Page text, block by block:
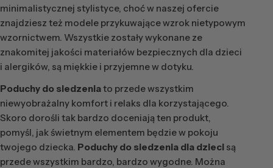
minimalistycznej stylistyce, choć w naszej ofercie
znajdziesz też modele przykuwające wzrok nietypowym
wzornictwem. Wszystkie zostały wykonane ze
znakomitej jakości materiałów bezpiecznych dla dzieci
i alergików, są miękkie i przyjemne w dotyku.
Poduchy do siedzeniato przede wszystkim
niewyobrażalny komfort i relaks dla korzystającego.
Skoro dorośli tak bardzo doceniają ten produkt,
pomyśl, jak świetnym elementem będzie w pokoju
twojego dziecka. Poduchy do siedzenia dla dzieci są
przede wszystkim bardzo, bardzo wygodne. Można